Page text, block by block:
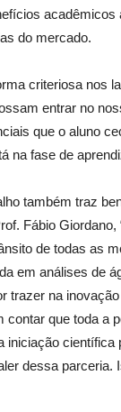
do mercado.
criteriosa nos
entrar no
que o aluno
na fase de
também traz
Fábio
de todas as
em análises de
trazer na
que toda a
iniciação
dessa